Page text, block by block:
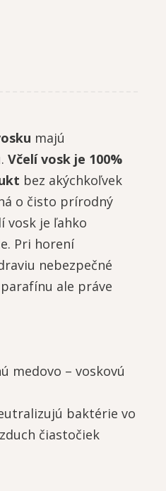
majú
Včelí vosk je 100%
bez akýchkoľvek
o čisto prírodný
vosk je ľahko
Pri horení
nebezpečné
ale práve
medovo – voskovú
baktérie vo
čiastočiek